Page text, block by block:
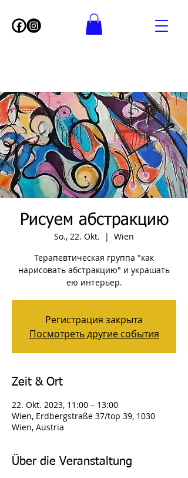
Рисуем абстракцию
So., 22. Okt.
  |
Wien
Терапевтическая группа "как
нарисовать абстракцию" и украшать
ею интерьер.
Регистрация закрыта
Посмотреть другие события
Zeit & Ort
22. Okt. 2023, 11:00 – 13:00
Wien, Erdbergstraße 37/top 39, 1030
Wien, Austria
Über die Veranstaltung